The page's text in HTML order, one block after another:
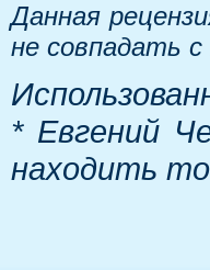
Данная
не совпадать
* Евгений
находить